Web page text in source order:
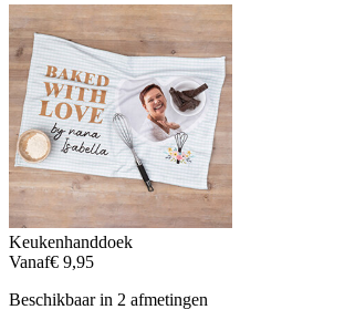
Keukenhanddoek
Vanaf€ 9,95
Beschikbaar in 2 afmetingen